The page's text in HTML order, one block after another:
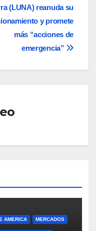
(LUNA) reanuda su
y promete
más “acciones de
emergencia”
AMERICA MERCADOS